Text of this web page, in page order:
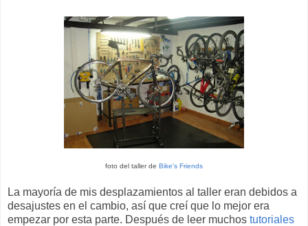
foto del taller de Bike's Friends
La mayoría de mis desplazamientos al taller eran debidos a
desajustes en el cambio, así que creí que lo mejor era
empezar por esta parte. Después de leer muchos tutoriales